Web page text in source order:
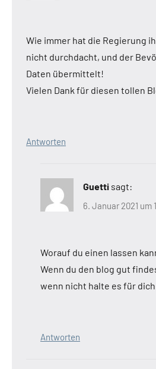
Wie immer hat die Regierung
nicht durchdacht, und der
Daten übermittelt!
Vielen Dank für diesen tollen
Antworten
Guetti sagt:
6. Januar 2021 um
Worauf du einen lassen
Wenn du den blog gut
wenn nicht halte es für dich.
Antworten